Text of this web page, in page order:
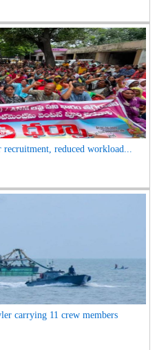
reduced workload...
carrying 11 crew members